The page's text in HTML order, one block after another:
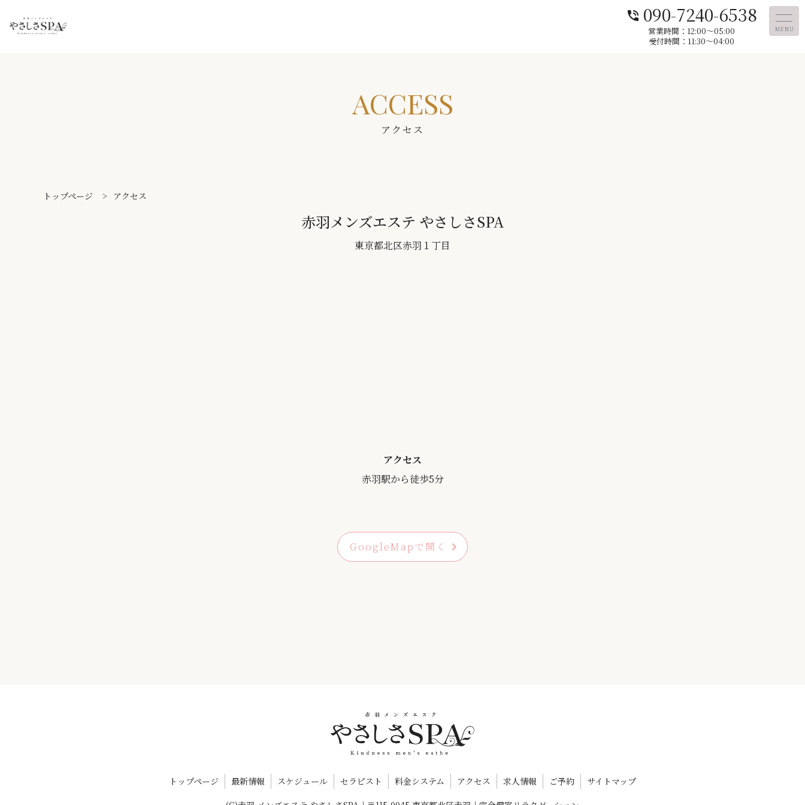
phone_in_talk 090-7240-6538
営業時間：12:00〜05:00
受付時間：11:30～04:00
MENU
アクセス
ACCESS
トップページ > アクセス
赤羽メンズエステ やさしさSPA
東京都北区赤羽１丁目
アクセス
赤羽駅から徒歩5分
GoogleMapで開く chevron_right
トップページ 最新情報 スケジュール セラピスト 料金システム アクセス 求人情報 ご予約
サイトマップ